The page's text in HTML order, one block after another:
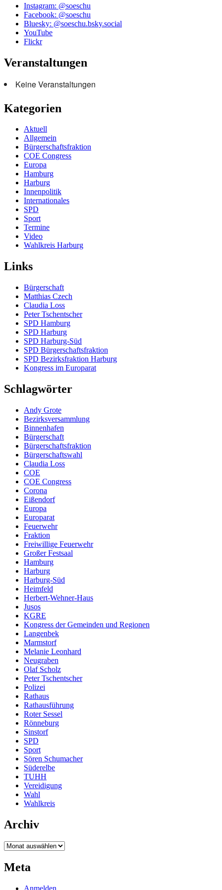
Instagram: @soeschu
Facebook: @soeschu
Bluesky: @soeschu.bsky.social
YouTube
Flickr
Veranstaltungen
Keine Veranstaltungen
Kategorien
Aktuell
Allgemein
Bürgerschaftsfraktion
COE Congress
Europa
Hamburg
Harburg
Innenpolitik
Internationales
SPD
Sport
Termine
Video
Wahlkreis Harburg
Links
Bürgerschaft
Matthias Czech
Claudia Loss
Peter Tschentscher
SPD Hamburg
SPD Harburg
SPD Harburg-Süd
SPD Bürgerschaftsfraktion
SPD Bezirksfraktion Harburg
Kongress im Europarat
Schlagwörter
Andy Grote
Bezirksversammlung
Binnenhafen
Bürgerschaft
Bürgerschaftsfraktion
Bürgerschaftswahl
Claudia Loss
COE
COE Congress
Corona
Eißendorf
Europa
Europarat
Feuerwehr
Fraktion
Freiwillige Feuerwehr
Großer Festsaal
Hamburg
Harburg
Harburg-Süd
Heimfeld
Herbert-Wehner-Haus
Jusos
KGRE
Kongress der Gemeinden und Regionen
Langenbek
Marmstorf
Melanie Leonhard
Neugraben
Olaf Scholz
Peter Tschentscher
Polizei
Rathaus
Rathausführung
Roter Sessel
Rönneburg
Sinstorf
SPD
Sport
Sören Schumacher
Süderelbe
TUHH
Vereidigung
Wahl
Wahlkreis
Archiv
Archiv
Meta
Anmelden